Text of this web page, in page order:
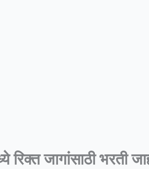
रिक्त जागांसाठी